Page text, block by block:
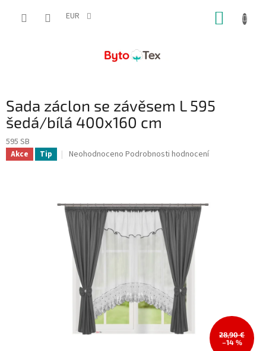
EUR
Sada záclon se závěsem L 595
šedá/bílá 400x160 cm
595 SB
Akce Tip
Průměrné
z
5
hvězdiček.
Neohodnoceno Podrobnosti hodnocení
28,90 €
–14 %